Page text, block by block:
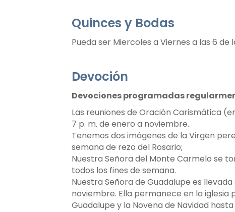
Quinces y Bodas
Pueda ser Miercoles a Viernes a las 6 de
Devoción
Devociones programadas
Las reuniones de Oración Carismática
7 p. m. de enero a noviembre.
Tenemos dos imágenes de la Virgen
semana de rezo del Rosario;
Nuestra Señora del Monte Carmelo se
todos los fines de semana.
Nuestra Señora de Guadalupe es
noviembre. Ella permanece en la iglesia
Guadalupe y la Novena de Navidad